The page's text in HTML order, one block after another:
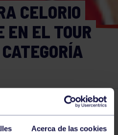
Acerca de las cookies
CELORIO
EN EL TOUR